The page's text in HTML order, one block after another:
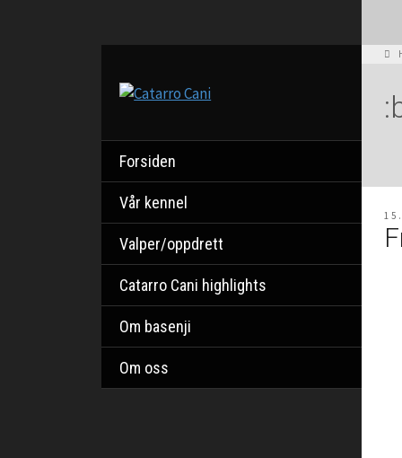
Forsiden
Vår kennel
Valper/oppdrett
Catarro Cani highlights
Om basenji
Om oss